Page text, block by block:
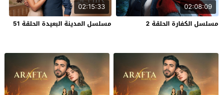
02:08:09
مسلسل الكفارة الحلقة 2
02:15:33
مسلسل المدينة البعيدة الحلقة 51